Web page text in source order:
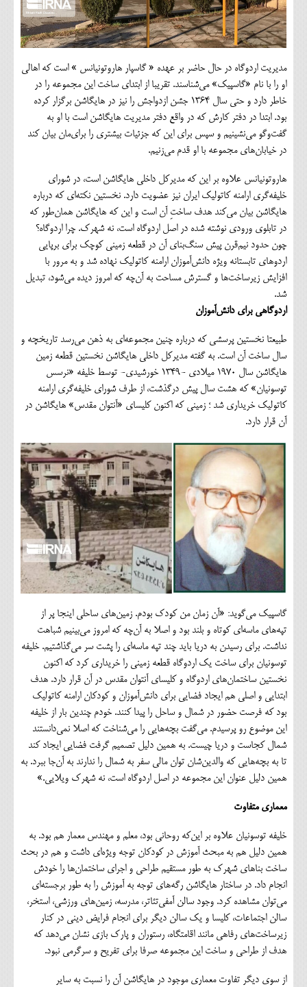
مدیریت اردوگاه در حال حاضر بر عهده « گاسپار هاروتونیانس » است که اهالی
او را با نام «گاسپیک» می‌شناسند. تقریبا از ابتدای ساخت این مجموعه را در
خاطر دارد و حتی سال ۱۳۶۴ جشن ازدواجش را نیز در هایگاشن برگزار کرده
بود. ابتدا در دفتر کارش که در واقع دفتر مدیریت هایگاشن است با او به
گفت‌وگو می‌نشینیم و سپس برای این که جزئیات بیشتری را برای‌مان بیان کند
در خیابان‌های مجموعه با او قدم می‌زنیم.
هاروتونیانس علاوه بر این که مدیرکل داخلی هایگاشن است، در شورای
خلیفه‌گری ارامنه کاتولیک ایران نیز عضویت دارد. نخستین نکته‌ای که درباره
هایگاشن بیان می‌کند هدف ساختِ آن است و این که هایگاشن همان‌طور که
در تابلوی ورودی نوشته شده در اصل اردوگاه است، نه شهرک. چرا اردوگاه؟
چون حدود نیم‌قرن پیش سنگ‌بنای آن در قطعه زمینی کوچک‌ برای برپایی
اردوهای تابستانه ویژه دانش‌آموزان ارامنه کاتولیک نهاده شد و به مرور با
افزایش زیرساخت‌ها و گسترش مساحت به آن‌چه که امروز دیده می‌شود، تبدیل
شد.
اردوگاهی برای دانش‌آموزان
طبیعتا نخستین پرسشی که درباره چنین مجموعه‌ای به ذهن می‌رسد تاریخچه و
سال ساخت آن است. به گفته مدیرکل داخلی هایگاشن نخستین قطعه زمین
هایگاشن سال ۱۹۷۰ میلادی -۱۳۴۹ خورشیدی- توسط خلیفه «نرسس
توسونیان» که هشت سال پیش درگذشت، از طرف شورای خلیفه‌گری ارامنه
کاتولیک خریداری شد ؛ زمینی که اکنون کلیسای «آنتوان مقدس» هایگاشن در
آن قرار دارد.
گاسپیک می‌گوید: «آن زمان من کودک بودم. زمین‌های ساحلی اینجا پر از
تپه‌های ماسه‌ای کوتاه و بلند بود و اصلا به آن‌چه که امروز می‌بینیم شباهت
نداشت. برای رسیدن به دریا باید چند تپه ماسه‌ای را پشت سر می‌گذاشتیم. خلیفه
توسونیان برای ساخت یک اردوگاه قطعه زمینی را خریداری کرد که اکنون
نخستین ساختمان‌های اردوگاه و کلیسای آنتوان مقدس در آن قرار دارد. هدف
ابتدایی و اصلی هم ایجاد فضایی برای دانش‌آموزان و کودکان ارامنه کاتولیک
بود که فرصت حضور در شمال و ساحل را پیدا کنند. خودم چندین بار از خلیفه
این موضوع رو پرسیدم. می‌گفت بچه‌هایی را می‌شناخت که اصلا نمی‌دانستند
شمال کجاست و دریا چیست. به همین دلیل تصمیم گرفت فضایی ایجاد کند
تا به بچه‌هایی که والدین‌شان توان مالی سفر به شمال را ندارند به آن‌جا ببرد. به
همین دلیل عنوان این مجموعه در اصل اردوگاه است، نه شهرک ویلایی.»
معماری متفاوت
خلیفه توسونیان علاوه بر این‌که روحانی بود، معلم و مهندس معمار هم بود. به
همین دلیل هم به مبحث آموزش در کودکان توجه ویژه‌ای داشت و هم در بحث
ساخت بناهای شهرک به طور مستقیم طراحی و اجرای ساختمان‌ها را خودش
انجام داد. در ساختار هایگاشن رگه‌های توجه به آموزش را به طور برجسته‌ای
می‌توان مشاهده کرد. وجود سالن آمفی‌تئاتر، مدرسه، زمین‌های ورزشی، استخر،
سالن اجتماعات، کلیسا و یک سالن دیگر برای انجام فرایض دینی در کنار
زیرساخت‌های رفاهی مانند اقامتگاه، رستوران و پارک بازی نشان می‌دهد که
هدف از طراحی و ساخت این مجموعه صرفا برای تفریح و سرگرمی نبود.
از سوی دیگر تفاوت معماری موجود در هایگاشن آن را نسبت به سایر